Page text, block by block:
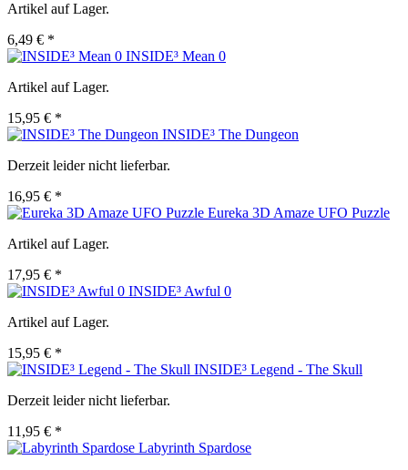
Artikel auf Lager.
6,49 € *
INSIDE³ Mean 0
Artikel auf Lager.
15,95 € *
INSIDE³ The Dungeon
Derzeit leider nicht lieferbar.
16,95 € *
Eureka 3D Amaze UFO Puzzle
Artikel auf Lager.
17,95 € *
INSIDE³ Awful 0
Artikel auf Lager.
15,95 € *
INSIDE³ Legend - The Skull
Derzeit leider nicht lieferbar.
11,95 € *
Labyrinth Spardose